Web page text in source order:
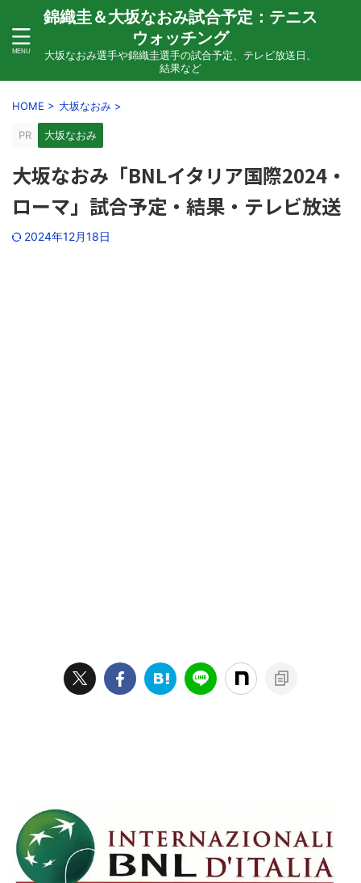
錦織圭＆大坂なおみ試合予定：テニス
ウォッチング
大坂なおみ選手や錦織圭選手の試合予定、テレビ放送日、
結果など
HOME > 大坂なおみ >
PR 大坂なおみ
大坂なおみ「BNLイタリア国際2024・
ローマ」試合予定・結果・テレビ放送
2024年12月18日